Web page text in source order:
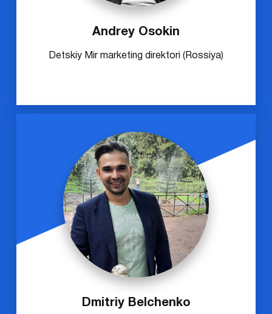
Andrey Osokin
Detskiy Mir marketing direktori (Rossiya)
Dmitriy Belchenko